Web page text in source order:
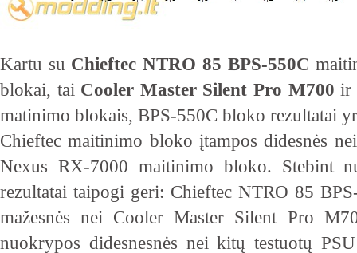
Kartu su Chieftec NTRO 85 BPS-550C
blokai, tai Cooler Master Silent Pro M700 ir
matinimo blokais, BPS-550C bloko rezultatai
Chieftec maitinimo bloko įtampos didesnės
Nexus RX-7000 maitinimo bloko. Stebint
rezultatai taipogi geri: Chieftec NTRO 85
mažesnės nei Cooler Master Silent Pro
nuokrypos didesnesnės nei kitų testuotų